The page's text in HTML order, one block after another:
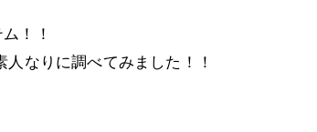
！！
なりに調べてみました！！